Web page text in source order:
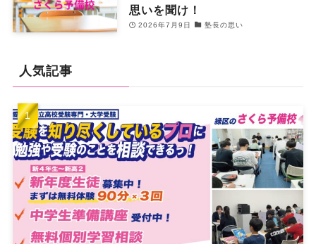
思いを聞け！
2026年7月9日 塾長の思い
人気記事